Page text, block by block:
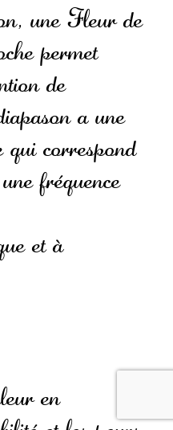
une Fleur de
permet
de
a une
qui correspond
fréquence
et à
en